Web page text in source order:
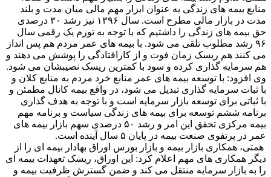
منابع بیمه های زندگی به عنوان ابزار مهم مالی میان مدت و بلند
مدت در بازار مالی مطرح است. سال ۱۳۹۶ نیز رشد ۳۰ درصدی
حق بیمه های زندگی را داشتیم که با توجه به تورم یک رقمی سال
۹۶ رشد مطلوب تلقی می شود. با بیمه های عمر مردم هم پس انداز
می کنند هم ریسک زمان فوت و از کارافتادگی را پوشش می دهند و
هم سرمایه گذاری کرده و سود با کمترین ریسک نصیبشان می شود.
وی افزود: با توسعه بیمه های عمر منابع خرد مردم به منابع کلان و
با ثبات سرمایه گذاری تبدیل می شود، در واقع بیمه کانال مطمئن و
با ثباتی برای توسعه بازار سرمایه است و با توجه به هدف گذاری
برنامه ششم توسعه برای بیمه های زندگی سیاست و برنامه مهم
بیمه مرکزی تحقق این امر و رشد ۵۰ درصدی سهم بازار بیمه های
عمر در پرتفوی صنعت بیمه در پایان ۵ سال آینده است.
همتی، همکاری بازار بیمه و بازار بورس اوراق بهادار بیمه ای را از
دیگر همکاری های مهم اعلام کرد: این اوراق، ریسک تعهدات بیمه ای
را به بازار سرمایه منتقل می کند و ضمن گسترش ظرفیت بیمه و